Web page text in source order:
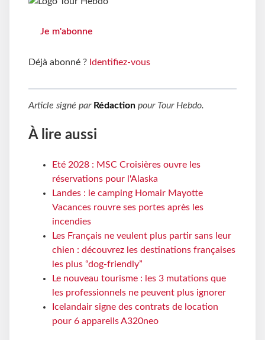
Je m'abonne
Déjà abonné ? Identifiez-vous
Article signé par Rédaction pour Tour Hebdo.
À lire aussi
Eté 2028 : MSC Croisières ouvre les
réservations pour l'Alaska
Landes : le camping Homair Mayotte
Vacances rouvre ses portes après les
incendies
Les Français ne veulent plus partir sans leur
chien : découvrez les destinations françaises
les plus “dog-friendly”
Le nouveau tourisme : les 3 mutations que
les professionnels ne peuvent plus ignorer
Icelandair signe des contrats de location
pour 6 appareils A320neo